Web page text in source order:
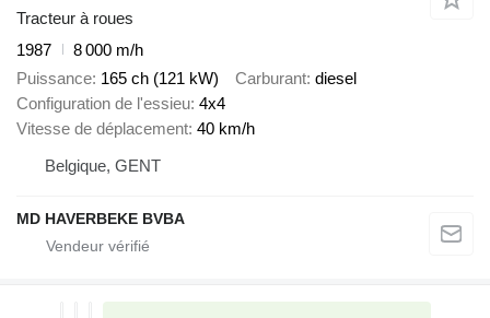
Tracteur à roues
1987
8 000 m/h
Puissance 165 ch (121 kW) Carburant diesel
Configuration de l'essieu 4x4
Vitesse de déplacement 40 km/h
Belgique, GENT
MD HAVERBEKE BVBA